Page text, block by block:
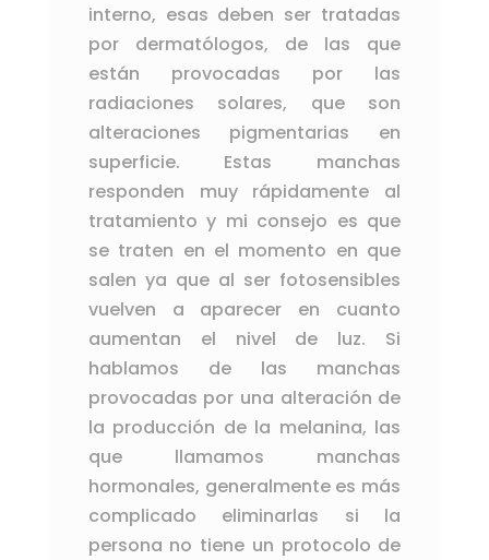
interno, esas deben ser tratadas
por dermatólogos, de las que
están provocadas por las
radiaciones solares, que son
alteraciones pigmentarias en
superficie. Estas manchas
responden muy rápidamente al
tratamiento y mi consejo es que
se traten en el momento en que
salen ya que al ser fotosensibles
vuelven a aparecer en cuanto
aumentan el nivel de luz. Si
hablamos de las manchas
provocadas por una alteración de
la producción de la melanina, las
que llamamos manchas
hormonales, generalmente es más
complicado eliminarlas si la
persona no tiene un protocolo de